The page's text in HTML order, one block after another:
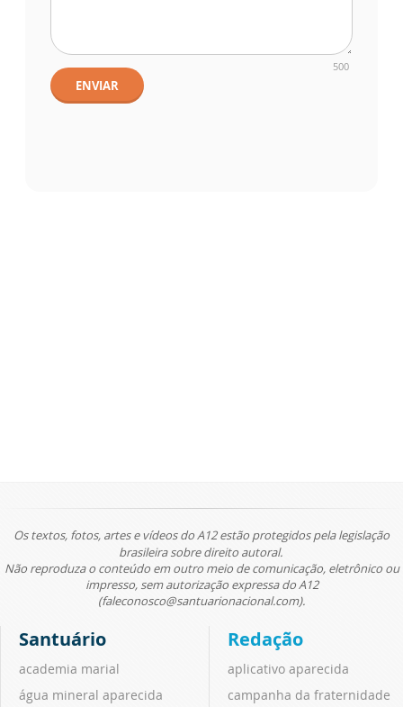
500
ENVIAR
Os textos, fotos, artes e vídeos do A12 estão protegidos pela legislação
brasileira sobre direito autoral.
Não reproduza o conteúdo em outro meio de comunicação, eletrônico ou
impresso, sem autorização expressa do A12
(faleconosco@santuarionacional.com).
Santuário
academia marial
água mineral aparecida
Redação
aplicativo aparecida
campanha da fraternidade